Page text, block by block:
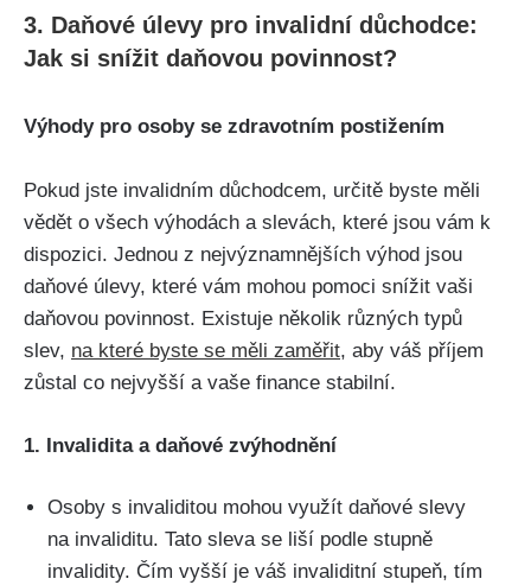
3. Daňové úlevy pro invalidní důchodce:
Jak si snížit daňovou povinnost?
Výhody pro osoby se zdravotním postižením
Pokud jste invalidním důchodcem, určitě byste měli
vědět o všech výhodách a slevách, které jsou vám k
dispozici. Jednou z nejvýznamnějších výhod jsou
daňové úlevy, které vám mohou pomoci snížit vaši
daňovou povinnost. Existuje několik různých typů
slev, na které byste se měli zaměřit, aby váš příjem
zůstal co nejvyšší a vaše finance stabilní.
1. Invalidita a daňové zvýhodnění
Osoby s invaliditou mohou využít daňové slevy
na invaliditu. Tato sleva se liší podle stupně
invalidity. Čím vyšší je váš invaliditní stupeň, tím